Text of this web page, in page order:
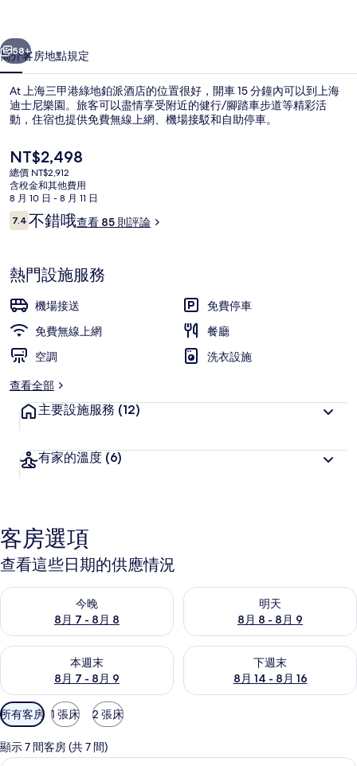
鉑
派
酒
店
的
相
片
集
個 下一個
58+
簡介客房地點規定
At 上海三甲港綠地鉑派酒店的位置很好，開車 15 分鐘內可以到上海
迪士尼樂園。旅客可以盡情享受附近的健行/腳踏車步道等精彩活
動，住宿也提供免費無線上網、機場接駁和自助停車。
目
前
的
價
格
是
NT$2,498
總價 NT$2,912
含稅金和其他費用
8 月 10 日 - 8 月 11 日
評
論
7.47.4 分，滿分 10 分，
不錯哦查看 85 則評論
熱門設施服務
機場接送
免費停車
免費無線上網
餐廳
空調
洗衣設施
查看全部
主要設施服務 (12)
有家的溫度 (6)
客房選項
查看這些日期的供應情況
今晚
8月 7 - 8月 8
查看今晚 (8月 7 - 8月 8) 的供應情況
明天
8月 8 - 8月 9
查看明天 (8月 8 - 8月 9) 的供
本週末
8月 7 - 8月 9
查看本週末 (8月 7 - 8月 9) 的供應情況
下週末
8月 14 - 8月 16
查看下週末 (8月 14 - 8月 16)
可
用
的
客
所有客房 1 張床 2 張床
顯示 7 間客房 (共 7 間)